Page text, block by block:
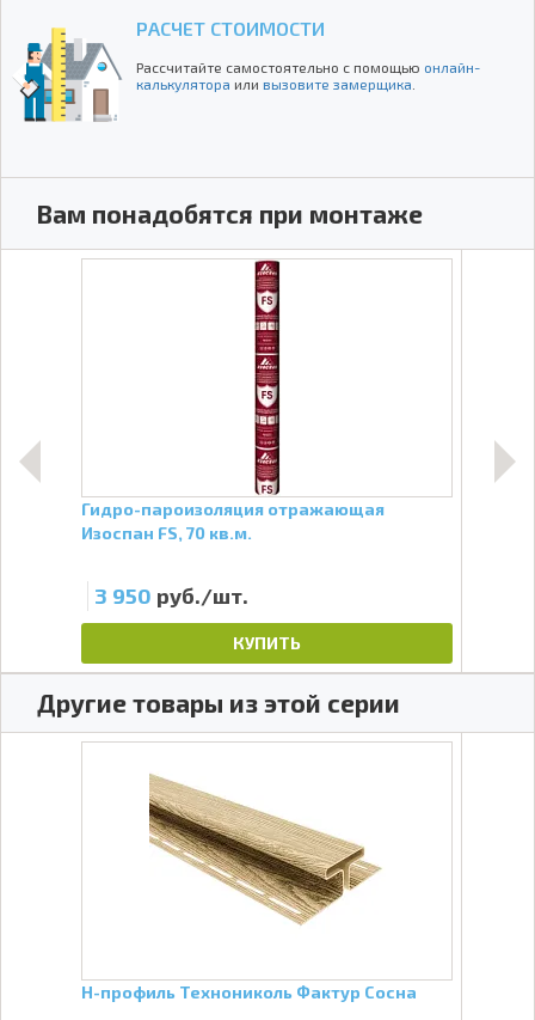
РАСЧЕТ СТОИМОСТИ
Рассчитайте самостоятельно с помощью онлайн-
калькулятора или вызовите замерщика
Вам понадобятся при монтаже
Гидро-пароизоляция отражающая
Изоспан FS, 70 кв.м.
3 950 руб./шт.
КУПИТЬ
Другие товары из этой серии
H-профиль Технониколь Фактур Сосна